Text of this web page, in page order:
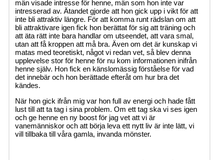
män visade intresse för henne, män som hon inte var
intresserad av. Ätandet gjorde att hon gick upp i vikt för att
inte bli attraktiv längre. För att komma runt rädslan om att
bli attraktivare igen fick hon berättat för sig att träning och
att äta rätt inte bara handlar om utseendet, att vara smal,
utan att få kroppen att må bra. Även om det är kunskap vi
matas med teoretiskt, något vi redan vet, så blev denna
upplevelse stor för henne för nu kom informationen inifrån
henne själv. Hon fick en känslomässig förståelse för vad
det innebär och hon berättade efteråt om hur bra det
kändes.
När hon gick ifrån mig var hon full av energi och hade fått
lust till att ta tag i sina problem. Om ett tag ska vi ses igen
och ge henne en ny boost för jag vet att vi är
vanemänniskor och att börja leva ett nytt liv är inte lätt, vi
vill tillbaka till våra gamla, invanda mönster.